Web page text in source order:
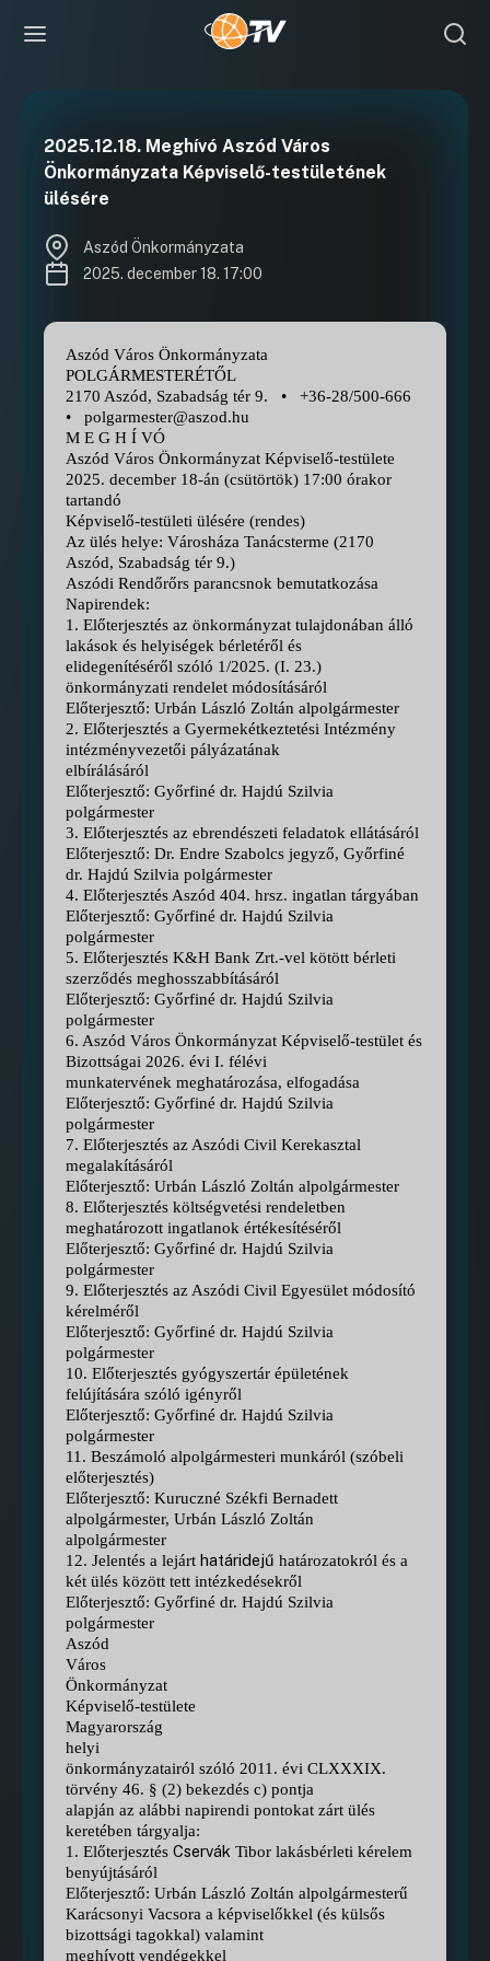
2025.12.18. Meghívó Aszód Város
Önkormányzata Képviselő-testületének
ülésére
Aszód Önkormányzata
2025. december 18. 17:00
Aszód Város Önkormányzata
POLGÁRMESTERÉTŐL
2170 Aszód, Szabadság tér 9.
•
+36-28/500-666
•
polgarmester@aszod.hu
M E G H Í VÓ
Aszód Város Önkormányzat Képviselő-testülete
2025. december 18-án (csütörtök) 17:00 órakor
tartandó
Képviselő-testületi ülésére (rendes)
Az ülés helye: Városháza Tanácsterme (2170
Aszód, Szabadság tér 9.)
Aszódi Rendőrőrs parancsnok bemutatkozása
Napirendek:
1. Előterjesztés az önkormányzat tulajdonában álló
lakások és helyiségek bérletéről és
elidegenítéséről szóló 1/2025. (I. 23.)
önkormányzati rendelet módosításáról
Előterjesztő: Urbán László Zoltán alpolgármester
2. Előterjesztés a Gyermekétkeztetési Intézmény
intézményvezetői pályázatának
elbírálásáról
Előterjesztő: Győrfiné dr. Hajdú Szilvia
polgármester
3. Előterjesztés az ebrendészeti feladatok ellátásáról
Előterjesztő: Dr. Endre Szabolcs jegyző, Győrfiné
dr. Hajdú Szilvia polgármester
4. Előterjesztés Aszód 404. hrsz. ingatlan tárgyában
Előterjesztő: Győrfiné dr. Hajdú Szilvia
polgármester
5. Előterjesztés K&H Bank Zrt.-vel kötött bérleti
szerződés meghosszabbításáról
Előterjesztő: Győrfiné dr. Hajdú Szilvia
polgármester
6. Aszód Város Önkormányzat Képviselő-testület és
Bizottságai 2026. évi I. félévi
munkatervének meghatározása, elfogadása
Előterjesztő: Győrfiné dr. Hajdú Szilvia
polgármester
7. Előterjesztés az Aszódi Civil Kerekasztal
megalakításáról
Előterjesztő: Urbán László Zoltán alpolgármester
8. Előterjesztés költségvetési rendeletben
meghatározott ingatlanok értékesítéséről
Előterjesztő: Győrfiné dr. Hajdú Szilvia
polgármester
9. Előterjesztés az Aszódi Civil Egyesület módosító
kérelméről
Előterjesztő: Győrfiné dr. Hajdú Szilvia
polgármester
10. Előterjesztés gyógyszertár épületének
felújítására szóló igényről
Előterjesztő: Győrfiné dr. Hajdú Szilvia
polgármester
11. Beszámoló alpolgármesteri munkáról (szóbeli
előterjesztés)
Előterjesztő: Kuruczné Székfi Bernadett
alpolgármester, Urbán László Zoltán
alpolgármester
12. Jelentés a lejárt határidejű határozatokról és a
két ülés között tett intézkedésekről
Előterjesztő: Győrfiné dr. Hajdú Szilvia
polgármester
Aszód
Város
Önkormányzat
Képviselő-testülete
Magyarország
helyi
önkormányzatairól szóló 2011. évi CLXXXIX.
törvény 46. § (2) bekezdés c) pontja
alapján az alábbi napirendi pontokat zárt ülés
keretében tárgyalja:
1. Előterjesztés Cservák Tibor lakásbérleti kérelem
benyújtásáról
Előterjesztő: Urbán László Zoltán alpolgármesterű
Karácsonyi Vacsora a képviselőkkel (és külsős
bizottsági tagokkal) valamint
meghívott vendégekkel